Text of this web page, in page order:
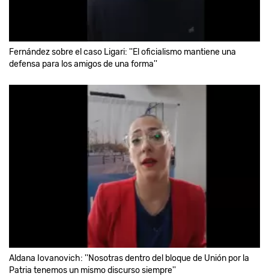
Fernández sobre el caso Ligari: ''El oficialismo mantiene una
defensa para los amigos de una forma''
Aldana Iovanovich: ''Nosotras dentro del bloque de Unión por la
Patria tenemos un mismo discurso siempre''